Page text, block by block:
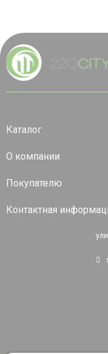
Каталог
О компании
Покупателю
Контактная